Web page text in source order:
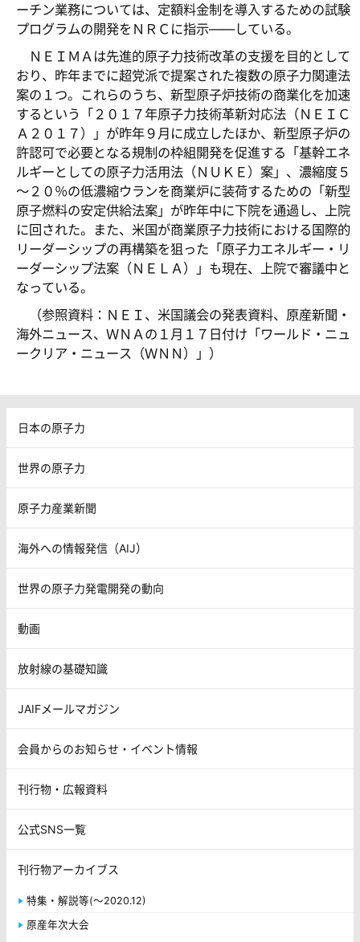
ーチン業務については、定額料金制を導入するための試験
プログラムの開発をＮＲＣに指示――している。
ＮＥＩＭＡは先進的原子力技術改革の支援を目的として
おり、昨年までに超党派で提案された複数の原子力関連法
案の１つ。これらのうち、新型原子炉技術の商業化を加速
するという「２０１７年原子力技術革新対応法（ＮＥＩＣ
Ａ２０１７）」が昨年９月に成立したほか、新型原子炉の
許認可で必要となる規制の枠組開発を促進する「基幹エネ
ルギーとしての原子力活用法（ＮＵＫＥ）案」、濃縮度５
～２０％の低濃縮ウランを商業炉に装荷するための「新型
原子燃料の安定供給法案」が昨年中に下院を通過し、上院
に回された。また、米国が商業原子力技術における国際的
リーダーシップの再構築を狙った「原子力エネルギー・リ
ーダーシップ法案（ＮＥＬＡ）」も現在、上院で審議中と
なっている。
（参照資料：ＮＥＩ、米国議会の発表資料、原産新聞・
海外ニュース、ＷＮＡの１月１７日付け「ワールド・ニュ
ークリア・ニュース（ＷＮＮ）」）
日本の原子力
世界の原子力
原子力産業新聞
海外への情報発信（AIJ）
世界の原子力発電開発の動向
動画
放射線の基礎知識
JAIFメールマガジン
会員からのお知らせ・イベント情報
刊行物・広報資料
公式SNS一覧
刊行物アーカイブス
特集・解説等(～2020.12)
原産年次大会